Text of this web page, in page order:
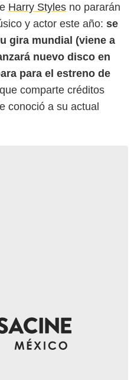
Harry Styles no pararán
y actor este año: se
gira mundial (viene a
nuevo disco en
para el estreno de
comparte créditos
conoció a su actual